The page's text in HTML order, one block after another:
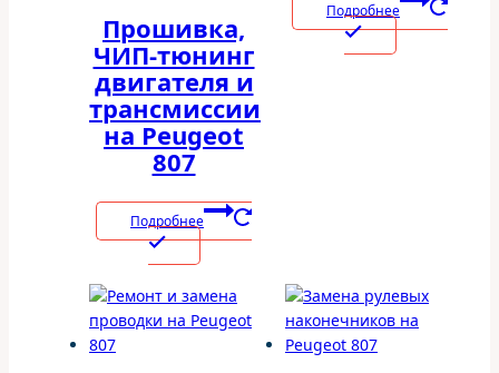
Прошивка,
ЧИП-тюнинг
двигателя и
трансмиссии
на Peugeot
807
Подробнее
Подробнее